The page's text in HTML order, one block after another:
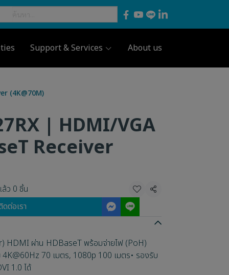
Support & Services About us
(4K@70M)
| HDMI/VGA
Receiver
ล้ว 0 ชิ้น
แชร์
ดต่อเรา
ผ่าน HDBaseT พร้อมจ่ายไฟ (PoH)
70 เมตร, 1080p 100 เมตร• รองรับ
1.0 ได้